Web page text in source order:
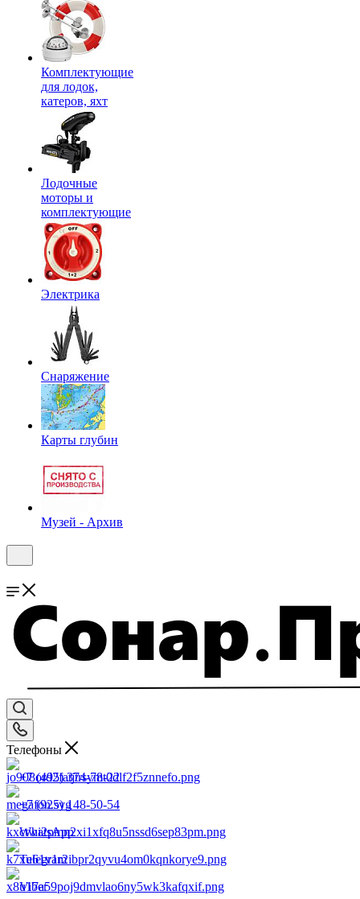
Комплектующие
для лодок,
катеров, яхт
Лодочные
моторы и
комплектующие
Электрика
Снаряжение
Карты глубин
Музей - Архив
Телефоны
+7 (495) 374-78-22
+7 (925) 148-50-54
WhatsApp
Telegram
Viber